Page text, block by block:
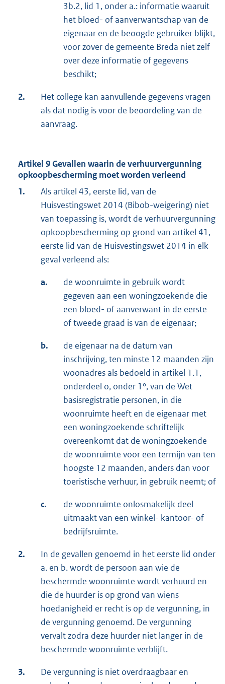
3b.2, lid 1, onder a.: informatie waaruit
het bloed- of aanverwantschap van de
eigenaar en de beoogde gebruiker blijkt,
voor zover de gemeente Breda niet zelf
over deze informatie of gegevens
beschikt;
2.
Het college kan aanvullende gegevens vragen
als dat nodig is voor de beoordeling van de
aanvraag.
Artikel 9 Gevallen waarin de verhuurvergunning
opkoopbescherming moet worden verleend
1.
Als artikel 43, eerste lid, van de
Huisvestingswet 2014 (Bibob-weigering) niet
van toepassing is, wordt de verhuurvergunning
opkoopbescherming op grond van artikel 41,
eerste lid van de Huisvestingswet 2014 in elk
geval verleend als:
a.
de woonruimte in gebruik wordt
gegeven aan een woningzoekende die
een bloed- of aanverwant in de eerste
of tweede graad is van de eigenaar;
b.
de eigenaar na de datum van
inschrijving, ten minste 12 maanden zijn
woonadres als bedoeld in artikel 1.1,
onderdeel o, onder 1°, van de Wet
basisregistratie personen, in die
woonruimte heeft en de eigenaar met
een woningzoekende schriftelijk
overeenkomt dat de woningzoekende
de woonruimte voor een termijn van ten
hoogste 12 maanden, anders dan voor
toeristische verhuur, in gebruik neemt; of
c.
de woonruimte onlosmakelijk deel
uitmaakt van een winkel- kantoor- of
bedrijfsruimte.
2.
In de gevallen genoemd in het eerste lid onder
a. en b. wordt de persoon aan wie de
beschermde woonruimte wordt verhuurd en
die de huurder is op grond van wiens
hoedanigheid er recht is op de vergunning, in
de vergunning genoemd. De vergunning
vervalt zodra deze huurder niet langer in de
beschermde woonruimte verblijft.
3.
De vergunning is niet overdraagbaar en